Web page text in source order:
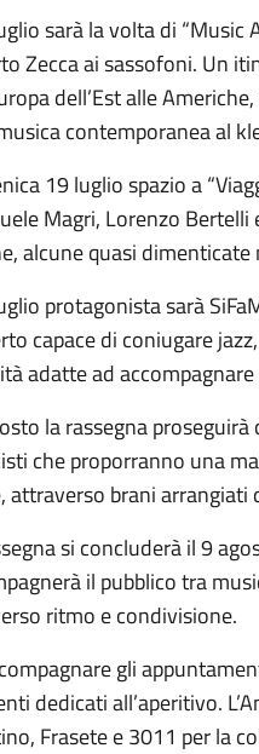
sarà la volta di “Music
Zecca ai sassofoni. Un
dell’Est alle
contemporanea al
19 luglio spazio a
Magri, Lorenzo
alcune quasi
protagonista sarà
capace di coniugare
adatte ad
la rassegna
che proporranno una
attraverso brani arrangiati
si concluderà il 9
il pubblico tra
ritmo e condivisione.
gli
dedicati all’aperitivo.
Frasete e 3011 per la